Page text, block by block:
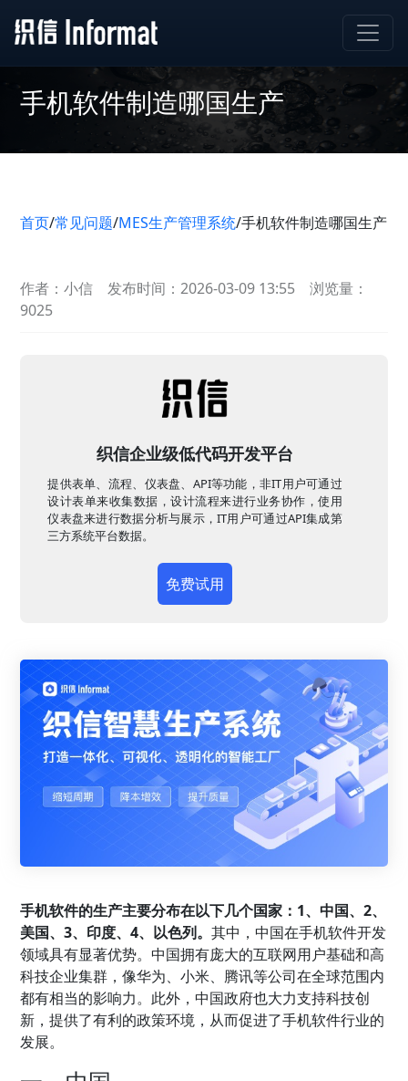
手机软件制造哪国生产
首页/常见问题/MES生产管理系统/手机软件制造哪国生产
作者：小信 发布时间：2026-03-09 13:55
浏览量：
9025
织信企业级低代码开发平台
提供表单、流程、仪表盘、API等功能，非IT用户可通过
设计表单来收集数据，设计流程来进行业务协作，使用
仪表盘来进行数据分析与展示，IT用户可通过API集成第
三方系统平台数据。
免费试用
手机软件的生产主要分布在以下几个国家：1、中国、2、
美国、3、印度、4、以色列。其中，中国在手机软件开发
领域具有显著优势。中国拥有庞大的互联网用户基础和高
科技企业集群，像华为、小米、腾讯等公司在全球范围内
都有相当的影响力。此外，中国政府也大力支持科技创
新，提供了有利的政策环境，从而促进了手机软件行业的
发展。